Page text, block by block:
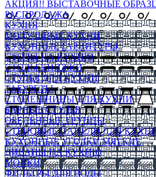
АКЦИЯ!! ВЫСТАВОЧНЫЕ
РАСПРОДАЖА
КУХНЯ
МОДУЛЬНЫЕ КУХНИ
КУХОННЫЕ ГАРНИТУРЫ
СТОЛЫ НА КУХНЮ
СТОЛЫ КНИЖКИ
СТУЛЬЯ ДЛЯ КУХНИ
ТАБУРЕТЫ
СТОЛЕШНИЦЫ ДЛЯ КУХНИ
БАРНЫЕ СТУЛЬЯ
ОБЕДЕННЫЕ ГРУППЫ
СТЕНОВЫЕ ПАНЕЛИ ДЛЯ
КУХОННЫЕ УГОЛКИ МЯГКИЕ
ДИВАНЫ НА КУХНЮ
МОЙКИ
ФИЛЬТРЫ ДЛЯ ВОДЫ